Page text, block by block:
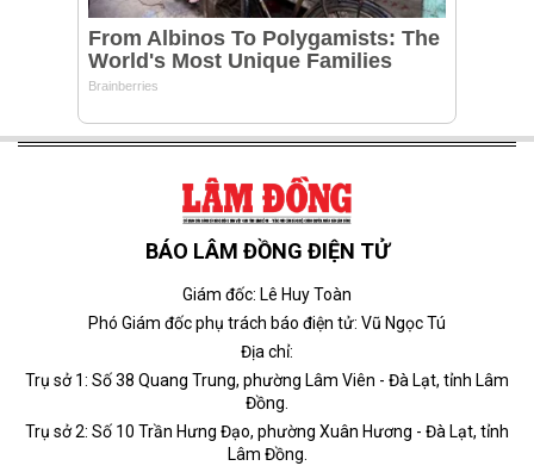
BÁO LÂM ĐỒNG ĐIỆN TỬ
Giám đốc: Lê Huy Toàn
Phó Giám đốc phụ trách báo điện tử: Vũ Ngọc Tú
Địa chỉ:
Trụ sở 1: Số 38 Quang Trung, phường Lâm Viên - Đà Lạt, tỉnh Lâm
Đồng.
Trụ sở 2: Số 10 Trần Hưng Đạo, phường Xuân Hương - Đà Lạt, tỉnh
Lâm Đồng.